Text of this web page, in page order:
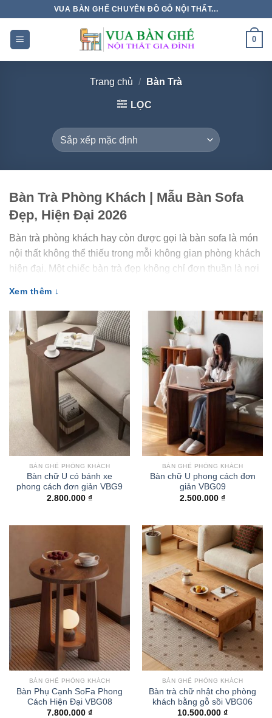
dung
VUA BÀN GHẾ CHUYÊN ĐỒ GỖ NỘI THẤT...
0
Trang chủ / Bàn Trà
LỌC
Bàn Trà Phòng Khách | Mẫu Bàn Sofa
Đẹp, Hiện Đại 2026
Bàn trà phòng khách hay còn được gọi là bàn sofa là món
nội thất không thể thiếu trong mỗi không gian phòng khách
hiện đại. Một chiếc bàn trà đẹp không chỉ đơn thuần là nơi
Hiện nay, thị trường nội thất Hà Nội cung cấp rất nhiều
mẫu bàn trà phòng khách với đa dạng chất liệu như bàn
trà mặt đá, bàn trà gỗ tự nhiên, bàn trà mặt kính cường lực,
bàn trà inox mạ vàng,… phù hợp với mọi phong cách từ cổ
điển đến tối giản, từ chung cư nhỏ đến biệt thự cao cấp.
Sau đây
Vuabanghe
xin gửi đến Quý Khách Hàng bộ sưu
Bàn Trà Phòng Khách Hà Nộiđẹp nhất năm 2026,
cùng những gợi ý lựa chọn và bài trí phù hợp nhất cho
ngôi nhà bạn.
Xem thêm ↓
BÀN GHẾ PHÒNG KHÁCH
Bàn chữ U có bánh xe
phong cách đơn giản VBG9
2.800.000 ₫
BÀN GHẾ PHÒNG KHÁCH
Bàn chữ U phong cách đơn
giản VBG09
2.500.000 ₫
BÀN GHẾ PHÒNG KHÁCH
Bàn Phụ Cạnh SoFa Phong
Cách Hiện Đại VBG08
7.800.000 ₫
BÀN GHẾ PHÒNG KHÁCH
Bàn trà chữ nhật cho phòng
khách bằng gỗ sồi VBG06
10.500.000 ₫